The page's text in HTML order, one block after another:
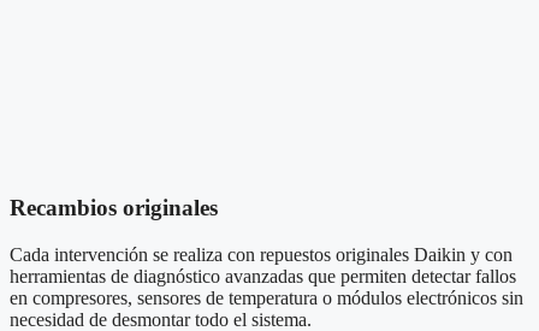
Recambios originales
Cada intervención se realiza con repuestos originales Daikin y con
herramientas de diagnóstico avanzadas que permiten detectar fallos
en compresores, sensores de temperatura o módulos electrónicos sin
necesidad de desmontar todo el sistema.